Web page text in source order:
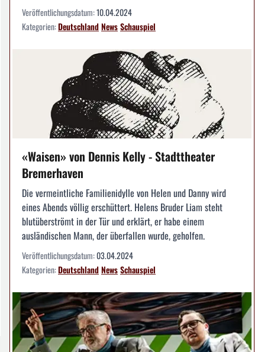
Veröffentlichungsdatum:10.04.2024
Kategorien:DeutschlandNewsSchauspiel
«Waisen» von Dennis Kelly - Stadttheater
Bremerhaven
Die vermeintliche Familienidylle von Helen und Danny wird
eines Abends völlig erschüttert. Helens Bruder Liam steht
blutüberströmt in der Tür und erklärt, er habe einem
ausländischen Mann, der überfallen wurde, geholfen.
Veröffentlichungsdatum:03.04.2024
Kategorien:DeutschlandNewsSchauspiel